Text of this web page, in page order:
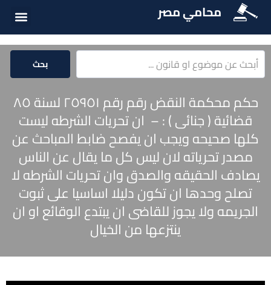
محامي مصر
بحث
حكم محكمة النقض رقم رقم ٢٥٩٥١ لسنة ٨٥
قضائية ( جنائى ) : – ان تحريات الشرطه ليست
كلها صحيحه ويجب ان يفصح ضابط المباحث عن
مصدر تحرياته لان ليس كل ما يقال عن الناس
يصادف الحقيقه والصدق وان تحريات الشرطه لا
تصلح وحدها ان تكون دليلا اساسيا على ثبوت
الجريمه ولا يجوز للقاضى ان يبتدع الوقائع او ان
ينتزعها من الخيال